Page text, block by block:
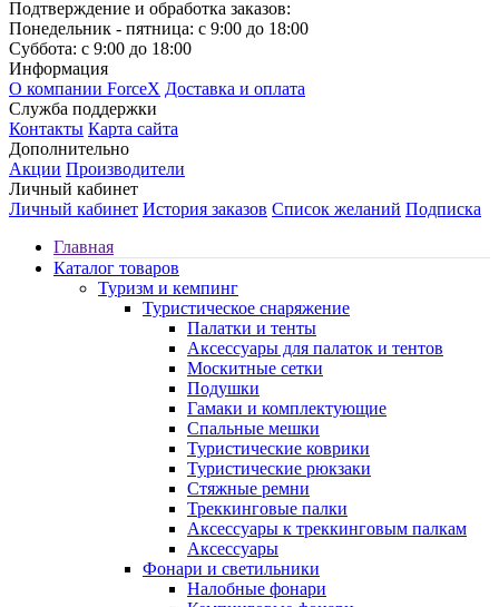
Подтверждение и обработка заказов:
Понедельник - пятница: с 9:00 до 18:00
Суббота: с 9:00 до 18:00
Информация
О компании ForceX Доставка и оплата
Служба поддержки
Контакты Карта сайта
Дополнительно
Акции Производители
Личный кабинет
Личный кабинет История заказов Список желаний Подписка
Главная
Каталог товаров
Туризм и кемпинг
Туристическое снаряжение
Палатки и тенты
Аксессуары для палаток и тентов
Москитные сетки
Подушки
Гамаки и комплектующие
Спальные мешки
Туристические коврики
Туристические рюкзаки
Стяжные ремни
Треккинговые палки
Аксессуары к треккинговым палкам
Аксессуары
Фонари и светильники
Налобные фонари